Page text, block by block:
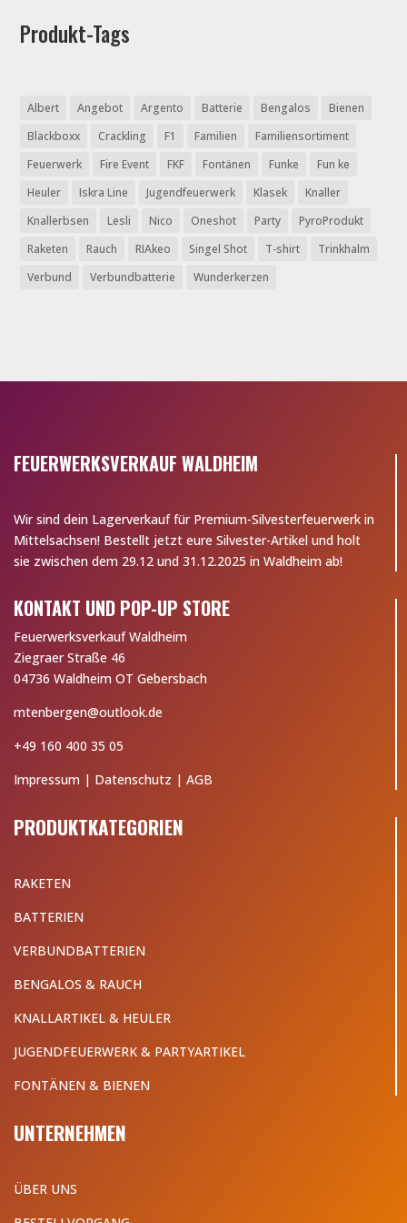
Produkt-Tags
Albert Angebot Argento Batterie Bengalos
Bienen
Blackboxx
Crackling F1 Familien
Familiensortiment
Feuerwerk
Fire Event FKF Fontänen Funke
Fun ke
Heuler
Iskra Line Jugendfeuerwerk Klasek
Knaller
Knallerbsen
Lesli Nico Oneshot Party
PyroProdukt
Raketen
Rauch RIAkeo Singel Shot T-shirt
Trinkhalm
Verbund
Verbundbatterie Wunderkerzen
FEUERWERKSVERKAUF WALDHEIM
Wir sind dein Lagerverkauf für Premium-Silvesterfeuerwerk in
Mittelsachsen! Bestellt jetzt eure Silvester-Artikel und holt
sie zwischen dem 29.12 und 31.12.2025 in Waldheim ab!
KONTAKT UND POP-UP STORE
Feuerwerksverkauf Waldheim
Ziegraer Straße 46
04736 Waldheim OT Gebersbach
mtenbergen@outlook.de
+49 160 400 35 05
Impressum | Datenschutz |AGB
PRODUKTKATEGORIEN
RAKETEN
BATTERIEN
VERBUNDBATTERIEN
BENGALOS & RAUCH
KNALLARTIKEL & HEULER
JUGENDFEUERWERK & PARTYARTIKEL
FONTÄNEN & BIENEN
UNTERNEHMEN
ÜBER UNS